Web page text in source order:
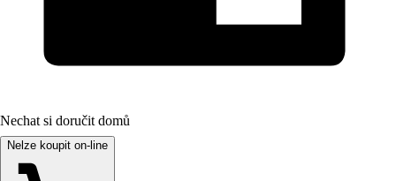
Nechat si doručit domů
Nelze koupit on-line